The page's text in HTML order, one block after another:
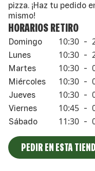
pizza. ¡Haz tu pedido
mismo!
HORARIOS RETIRO
Domingo 10:30 -
Lunes 10:30 -
Martes 10:30 -
Miércoles 10:30 -
Jueves 10:30 -
Viernes 10:45 -
Sábado 11:30 -
PEDIR EN ESTA